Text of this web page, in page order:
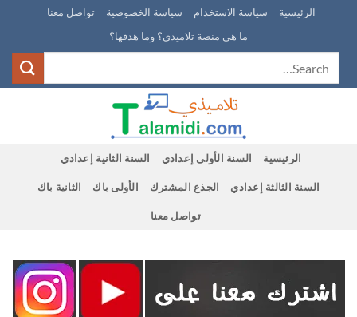
content
الرئيسية سياسة الاستخدام سياسة الخصوصية
تواصل معنا
ما هي منصة تلاميذي؟ وما هدفها؟
الرئيسية السنة الأولى إعدادي السنة الثانية إعدادي
السنة الثالثة إعدادي الجذع المشترك الأولى باك الثانية باك
تواصل معنا